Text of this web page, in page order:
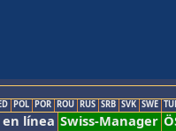
POL POR ROU RUS SRB SVK SWE
línea Swiss-Manager